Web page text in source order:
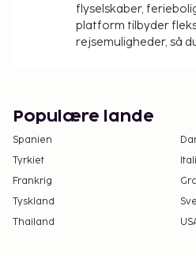
flyselskaber,
platform tilbyder
rejsemuligheder, så
Populære lande
Spanien
Tyrkiet
Frankrig
Tyskland
Thailand